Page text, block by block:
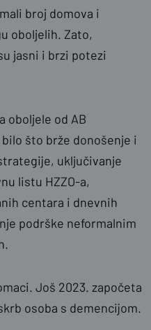
broj domova i
oboljelih. Zato,
jasni i brzi potezi
oboljele od AB
što brže donošenje i
uključivanje
listu HZZO-a,
centara i dnevnih
podrške neformalnim
Još 2023. započeta
osoba s demencijom.